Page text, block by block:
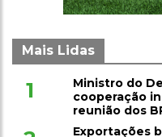
Mais Lidas
Ministro do
cooperação
reunião dos